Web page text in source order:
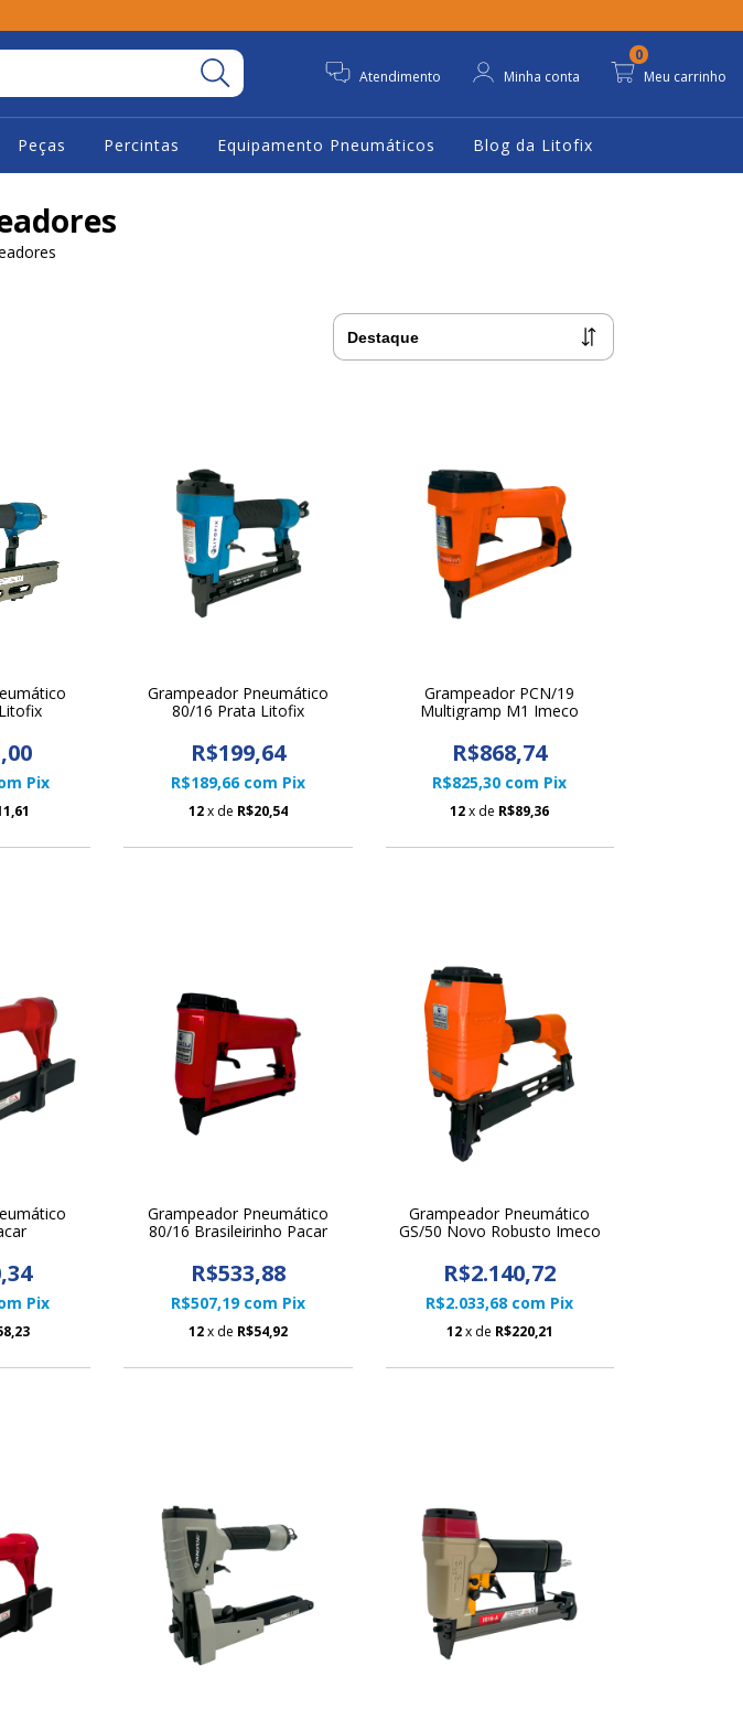
Atendimento Minha conta Meu carrinho
0
Peças Percintas Equipamento Pneumáticos Blog da Litofix
Pix
Grampeador Pneumático
80/16 Prata Litofix
R$199,64
R$189,66 com Pix
12x de R$20,54
Grampeador PCN/19
Multigramp M1 Imeco
R$868,74
R$825,30 com Pix
12x de R$89,36
Pix
Grampeador Pneumático
80/16 Brasileirinho Pacar
R$533,88
R$507,19 com Pix
12x de R$54,92
Grampeador Pneumático
GS/50 Novo Robusto Imeco
R$2.140,72
R$2.033,68 com Pix
12x de R$220,21